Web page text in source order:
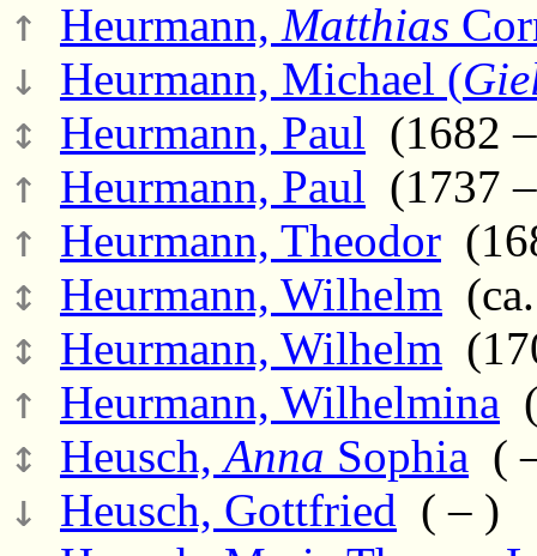
↑ Heurmann, Matthias
↓ Heurmann, Michael (
↕ Heurmann, Paul (1682
↑ Heurmann, Paul (1737
↑ Heurmann, Theodor
↕ Heurmann, Wilhelm
↕ Heurmann, Wilhelm
↑ Heurmann, Wilhelmina
↕ Heusch,Anna Sophia (
↓ Heusch, Gottfried ( – )